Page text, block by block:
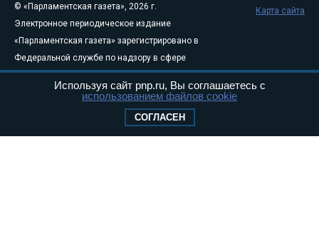
© «Парламентская газета», 2026 г.
Электронное периодическое издание
«Парламентская газета» зарегистрировано в
Федеральной службе по надзору в сфере
связи, информационных технологий и
массовых коммуникаций (Роскомнадзор) 05
Свидетельство о регистрации Эл № ФС77-
Карта сайта
Используя сайт pnp.ru, Вы соглашаетесь с
использованием файлов cookie
СОГЛАСЕН